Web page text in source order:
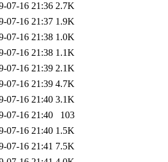
07-16 21:36 2.7K
07-16 21:37 1.9K
07-16 21:38 1.0K
07-16 21:38 1.1K
07-16 21:39 2.1K
07-16 21:39 4.7K
07-16 21:40 3.1K
07-16 21:40
103
07-16 21:40 1.5K
07-16 21:41 7.5K